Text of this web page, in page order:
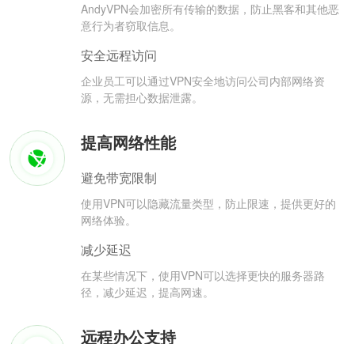
AndyVPN会加密所有传输的数据，防止黑客和其他恶
意行为者窃取信息。
安全远程访问
企业员工可以通过VPN安全地访问公司内部网络资
源，无需担心数据泄露。
提高网络性能
避免带宽限制
使用VPN可以隐藏流量类型，防止限速，提供更好的
网络体验。
减少延迟
在某些情况下，使用VPN可以选择更快的服务器路
径，减少延迟，提高网速。
远程办公支持